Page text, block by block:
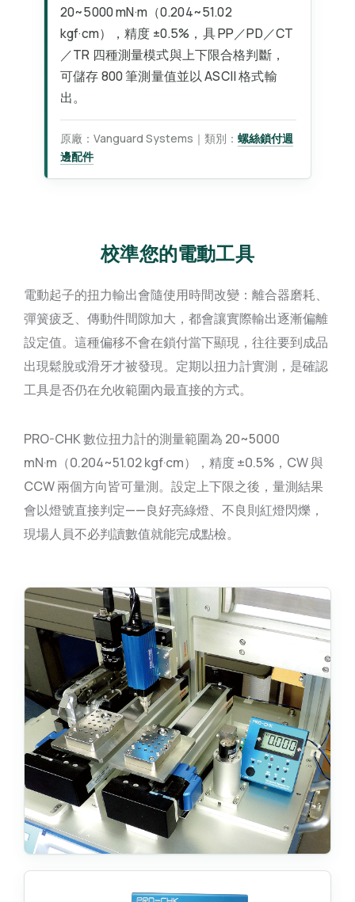
20~5000 mN·m（0.204~51.02
kgf·cm），精度 ±0.5%，具 PP／PD／CT
／TR 四種測量模式與上下限合格判斷，
可儲存 800 筆測量值並以 ASCII 格式輸
出。
原廠：Vanguard Systems｜類別： 螺絲鎖付週
邊配件
校準您的電動工具
電動起子的扭力輸出會隨使用時間改變：離合器磨耗、
彈簧疲乏、傳動件間隙加大，都會讓實際輸出逐漸偏離
設定值。這種偏移不會在鎖付當下顯現，往往要到成品
出現鬆脫或滑牙才被發現。定期以扭力計實測，是確認
工具是否仍在允收範圍內最直接的方式。
PRO-CHK 數位扭力計的測量範圍為 20~5000
mN·m（0.204~51.02 kgf·cm），精度 ±0.5%，CW 與
CCW 兩個方向皆可量測。設定上下限之後，量測結果
會以燈號直接判定——良好亮綠燈、不良則紅燈閃爍，
現場人員不必判讀數值就能完成點檢。